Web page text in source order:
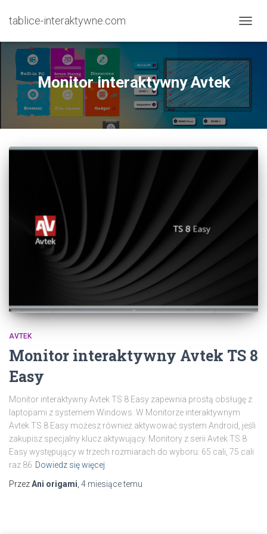
tablice-interaktywne.com
Monitor interaktywny Avtek
AVTEK
Monitor interaktywny Avtek TS 8
Easy
Monitor interaktywny Avtek TS 8 Easy zapewnia prostą obsługę z
laptopami z systemem Windows. W Monitorze interaktywnym
Avtek TS 8 Easy możesz również aktywować system Android, jeśli
zakupisz specjalny klucz aktywujący. Monitory z serii Avtek TS 8
Easy występujący w trzech rozmiarach do wyboru: 65 cali, 75 cali
raz 86 Dowiedz się więcej
PrzezAni origami 4 miesiącetemu